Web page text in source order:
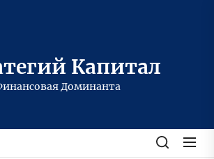
Капитал
Доминанта